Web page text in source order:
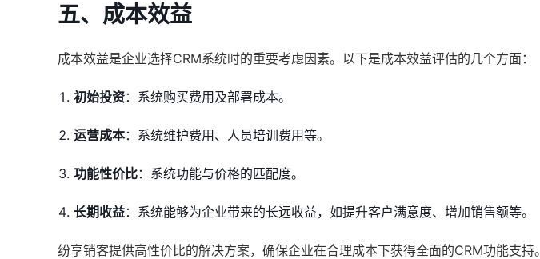
五、成本效益
成本效益是企业选择CRM系统时的重要考虑因素。以下是成本效益评估的几个方面：
初始投资：系统购买费用及部署成本。
运营成本：系统维护费用、人员培训费用等。
功能性价比：系统功能与价格的匹配度。
长期收益：系统能够为企业带来的长远收益，如提升客户满意度、增加销售额等。
纷享销客提供高性价比的解决方案，确保企业在合理成本下获得全面的CRM功能支持。